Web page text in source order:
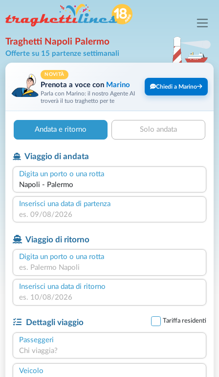
Traghetti Napoli Palermo
Offerte su 15 partenze settimanali
NOVITÀ
Prenota a voce con Marino
Parla con Marino: il nostro Agente AI
troverà il tuo traghetto per te
Chiedi a Marino
Andata e ritorno Solo andata
Viaggio di andata
Digita un porto o una rotta
Inserisci una data di partenza
Viaggio di ritorno
Digita un porto o una rotta
Inserisci una data di ritorno
Dettagli viaggio Tariffa residenti
Passeggeri
Chi viaggia?
Veicolo